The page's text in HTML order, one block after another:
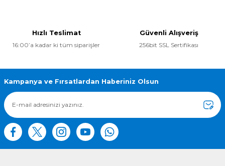
Ürün bilgilerinde hatalar bulunuyor.
Ürün fiyatı diğer sitelerden daha pahalı.
Bu ürüne benzer farklı alternatifler olmalı.
Hızlı Teslimat
16:00’a kadar ki tüm siparişler
Güvenli Alışveriş
256bit SSL Sertifikası
Kampanya ve Fırsatlardan Haberiniz Olsun